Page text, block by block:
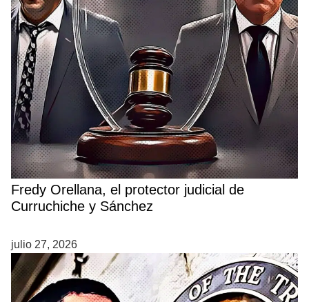
Fredy Orellana, el protector judicial de
Curruchiche y Sánchez
julio 27, 2026